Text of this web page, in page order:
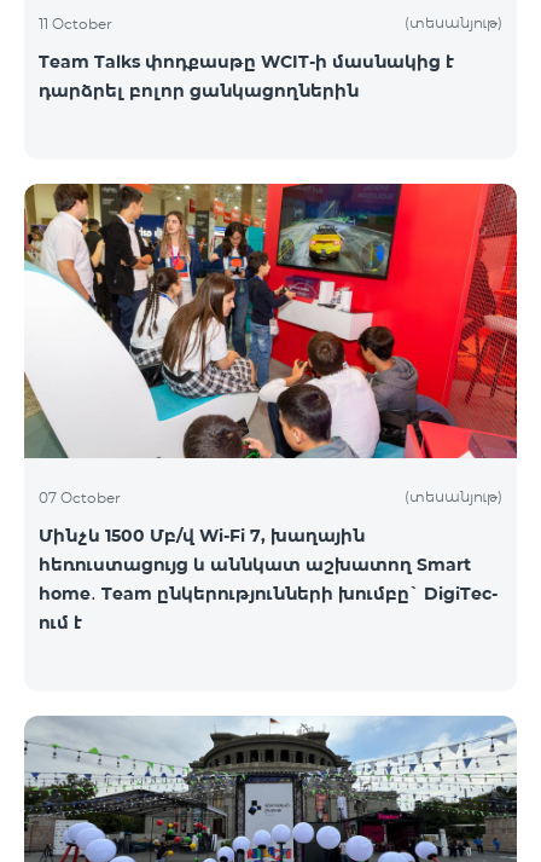
11 October (տեսանյութ)
Team Talks փոդքասթը WCIT-ի մասնակից է
դարձրել բոլոր ցանկացողներին
07 October (տեսանյութ)
Մինչև 1500 Մբ/վ Wi-Fi 7, խաղային
հեռուստացույց և աննկատ աշխատող Smart
home․ Team ընկերությունների խումբը` DigiTec-
ում է